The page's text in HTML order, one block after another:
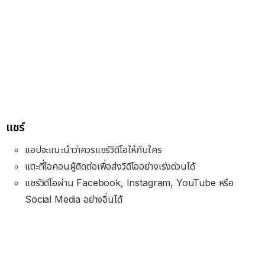
แชร์
แอปจะแนะนำว่าควรแชร์วิดีโอให้กับใคร
แตะที่ไอคอนผู้ติดต่อเพื่อส่งวิดีโออย่างเร่งด่วนได้
แชร์วิดีโอผ่าน Facebook, Instagram, YouTube หรือ
Social Media อย่างอื่นได้